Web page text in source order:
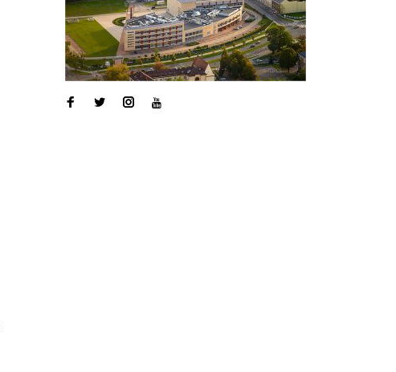
Facebook
TwitterInstagram